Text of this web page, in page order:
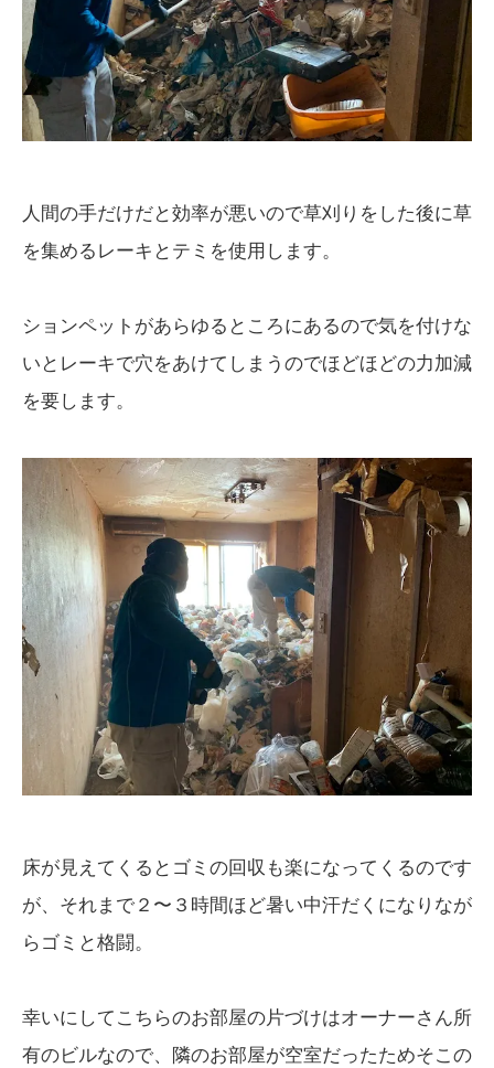
人間の手だけだと効率が悪いので草刈りをした後に草
を集めるレーキとテミを使用します。
ションペットがあらゆるところにあるので気を付けな
いとレーキで穴をあけてしまうのでほどほどの力加減
を要します。
床が見えてくるとゴミの回収も楽になってくるのです
が、それまで２〜３時間ほど暑い中汗だくになりなが
らゴミと格闘。
幸いにしてこちらのお部屋の片づけはオーナーさん所
有のビルなので、隣のお部屋が空室だったためそこの